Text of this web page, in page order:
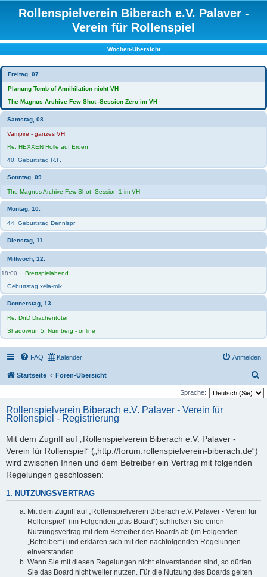
Rollenspielverein Biberach e.V. Palaver -
Verein für Rollenspiel
Wochen-Übersicht
Freitag, 07.
Planung Tomb of Annihilation nicht VH
The Magnus Archive Few Shot -Session Zero im VH
Samstag, 08.
Vampire - ganzes VH
Re: HEXXEN Hölle auf Erden
40. Geburtstag R.F.
Sonntag, 09.
The Magnus Archive Few Shot -Session 1 im VH
Montag, 10.
44. Geburtstag Dennispr
Dienstag, 11.
Mittwoch, 12.
18:00
Brettspielabend
Geburtstag xela-mik
Donnerstag, 13.
Re: DnD Drachentöter
Shadowrun 5: Nürnberg - online
FAQ Kalender Anmelden
Startseite Foren-Übersicht
u
Sprache:
Rollenspielverein Biberach e.V. Palaver - Verein für
Rollenspiel - Registrierung
Mit dem Zugriff auf „Rollenspielverein Biberach e.V. Palaver -
Verein für Rollenspiel“ („http://forum.rollenspielverein-biberach.de“)
wird zwischen Ihnen und dem Betreiber ein Vertrag mit folgenden
Regelungen geschlossen:
1. NUTZUNGSVERTRAG
Mit dem Zugriff auf „Rollenspielverein Biberach e.V. Palaver - Verein für
Rollenspiel“ (im Folgenden „das Board“) schließen Sie einen
Nutzungsvertrag mit dem Betreiber des Boards ab (im Folgenden
„Betreiber“) und erklären sich mit den nachfolgenden Regelungen
einverstanden.
Wenn Sie mit diesen Regelungen nicht einverstanden sind, so dürfen
Sie das Board nicht weiter nutzen. Für die Nutzung des Boards gelten